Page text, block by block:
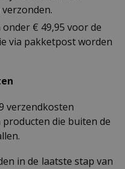
€ 49,95 voor de
via pakketpost worden
verzendkosten
die buiten de
in de laatste stap van